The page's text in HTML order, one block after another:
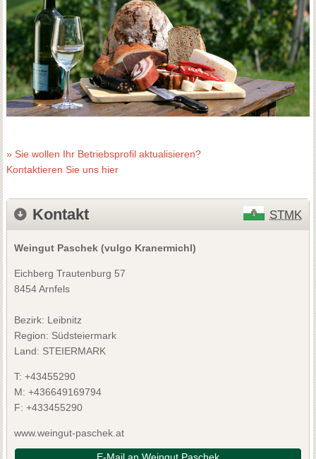
» Sie wollen Ihr Betriebsprofil aktualisieren?
Kontaktieren Sie uns hier
Kontakt STMK
Weingut Paschek (vulgo Kranermichl)
Eichberg Trautenburg 57
8454 Arnfels
Bezirk: Leibnitz
Region: Südsteiermark
Land: STEIERMARK
T: +43455290
M: +436649169794
F: +433455290
www.weingut-paschek.at